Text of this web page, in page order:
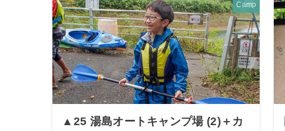
Camp
▲25 湯島オートキャンプ場 (2)＋カ